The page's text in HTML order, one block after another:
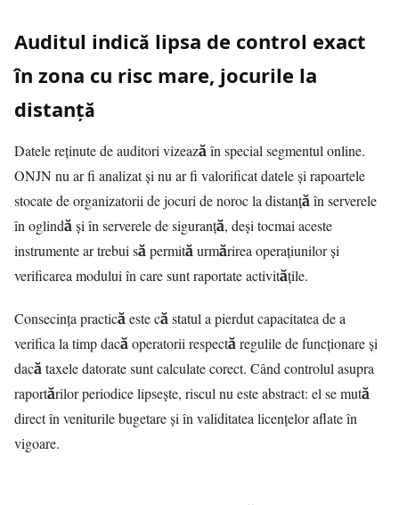
Auditul indică lipsa de control exact
în zona cu risc mare, jocurile la
distanță
Datele reținute de auditori vizează în special segmentul online.
ONJN nu ar fi analizat și nu ar fi valorificat datele și rapoartele
stocate de organizatorii de jocuri de noroc la distanță în serverele
în oglindă și în serverele de siguranță, deși tocmai aceste
instrumente ar trebui să permită urmărirea operațiunilor și
verificarea modului în care sunt raportate activitățile.
Consecința practică este că statul a pierdut capacitatea de a
verifica la timp dacă operatorii respectă regulile de funcționare și
dacă taxele datorate sunt calculate corect. Când controlul asupra
raportărilor periodice lipsește, riscul nu este abstract: el se mută
direct în veniturile bugetare și în validitatea licențelor aflate în
vigoare.